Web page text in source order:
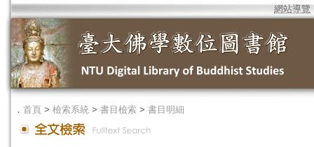
網站導覽
． 首頁 > 檢索系統 > 書目檢索 > 書目明細